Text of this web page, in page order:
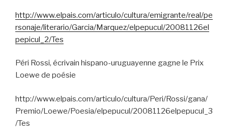
http://www.elpais.com/articulo/cultura/emigrante/real/pe
rsonaje/literario/Garcia/Marquez/elpepucul/20081126el
pepicul_2/Tes
Péri Rossi, écrivain hispano-uruguayenne gagne le Prix
Loewe de poésie
http://www.elpais.com/articulo/cultura/Peri/Rossi/gana/
Premio/Loewe/Poesia/elpepucul/20081126elpepucul_3
/Tes